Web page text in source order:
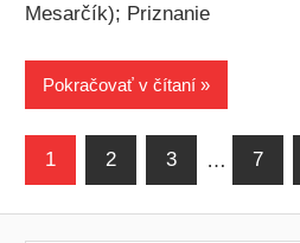
Mesarčík); Priznanie
Pokračovať v čítaní
Stránkovanie
1 2 3 … 7